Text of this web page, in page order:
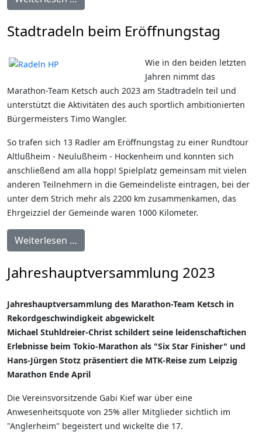
Stadtradeln beim Eröffnungstag
Wie in den beiden letzten
Jahren nimmt das
Marathon-Team Ketsch auch 2023 am Stadtradeln teil und
unterstützt die Aktivitäten des auch sportlich ambitionierten
Bürgermeisters Timo Wangler.
So trafen sich 13 Radler am Eröffnungstag zu einer Rundtour
Altlußheim - Neulußheim - Hockenheim und konnten sich
anschließend am alla hopp! Spielplatz gemeinsam mit vielen
anderen Teilnehmern in die Gemeindeliste eintragen, bei der
unter dem Strich mehr als 2200 km zusammenkamen, das
Ehrgeizziel der Gemeinde waren 1000 Kilometer.
Weiterlesen …
Jahreshauptversammlung 2023
Jahreshauptversammlung des Marathon-Team Ketsch in
Rekordgeschwindigkeit abgewickelt
Michael Stuhldreier-Christ schildert seine leidenschaftichen
Erlebnisse beim Tokio-Marathon als "Six Star Finisher" und
Hans-Jürgen Stotz präsentiert die MTK-Reise zum Leipzig
Marathon Ende April
Die Vereinsvorsitzende Gabi Kief war über eine
Anwesenheitsquote von 25% aller Mitglieder sichtlich im
"Anglerheim" begeistert und wickelte die 17.